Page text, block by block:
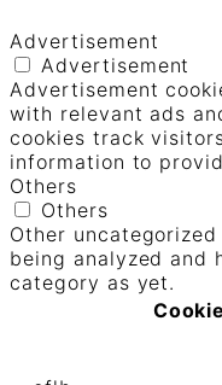
Advertisement
Advertisement
Advertisement
with relevant ads
cookies track
information to
Others
Others
Other
being analyzed and
category as yet.
Cookie